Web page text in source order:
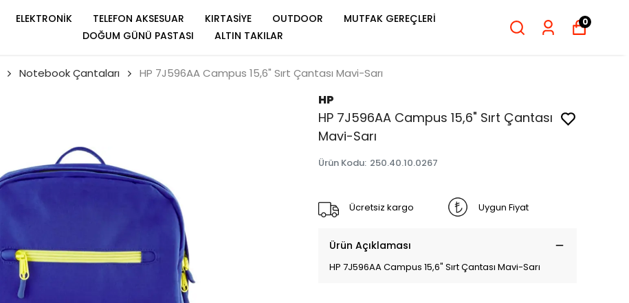
ELEKTRONİK TELEFON AKSESUAR KIRTASİYE OUTDOOR
MUTFAK GEREÇLERİ
DOĞUM GÜNÜ PASTASI
ALTIN TAKILAR
0
Notebook Çantaları HP 7J596AA Campus 15,6" Sırt Çantası Mavi-Sarı
HP
HP 7J596AA Campus 15,6" Sırt Çantası
Mavi-Sarı
Ürün Kodu: 250.40.10.0267
Ücretsiz kargo Uygun Fiyat
Ürün Açıklaması
HP 7J596AA Campus 15,6" Sırt Çantası Mavi-Sarı